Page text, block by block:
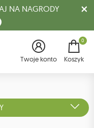
NA NAGRODY
Twoje konto
0
Koszyk